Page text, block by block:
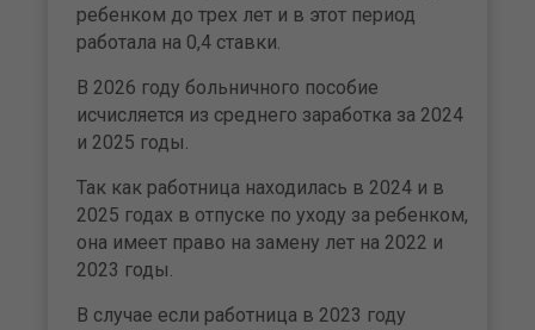
ребенком до трех лет и в этот период
работала на 0,4 ставки.
В 2026 году больничного пособие
исчисляется из среднего заработка за 2024
и 2025 годы.
Так как работница находилась в 2024 и в
2025 годах в отпуске по уходу за ребенком,
она имеет право на замену лет на 2022 и
2023 годы.
В случае если работница в 2023 году